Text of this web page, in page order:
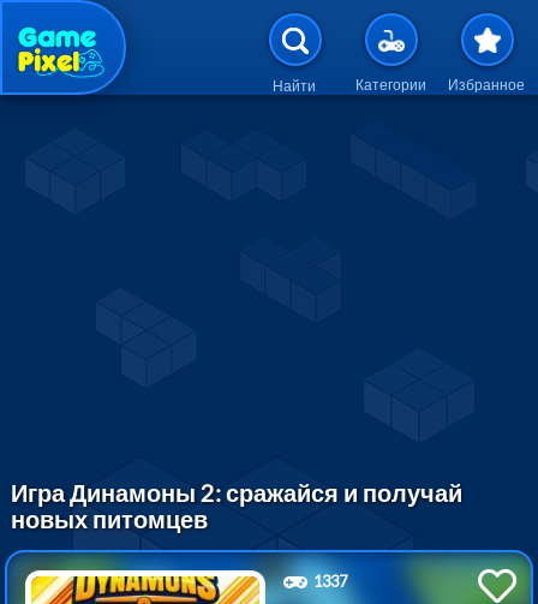
Перейти к основному
Найти Категории Избранное
Игра Динамоны 2: сражайся и получай
новых питомцев
1337